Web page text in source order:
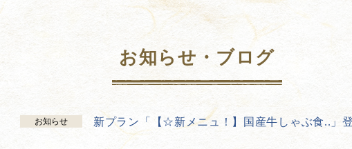
お知らせ・ブログ
お知らせ 新プラン「【☆新メニュ！】国産牛しゃぶ食..」